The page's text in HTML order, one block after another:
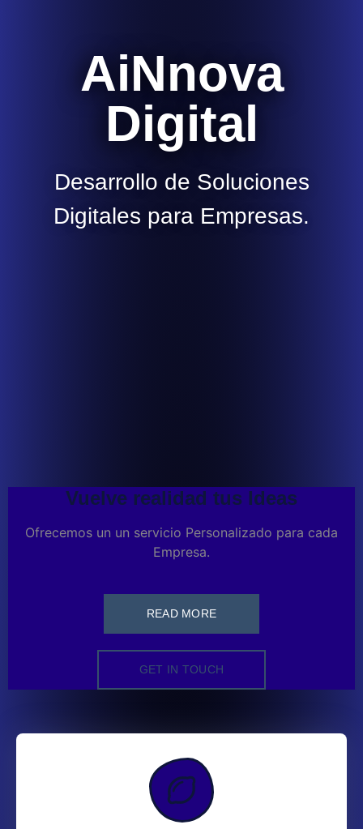
AiNnova
Digital
Desarrollo de Soluciones
Digitales para Empresas.
Vuelve realidad tus Ideas
Ofrecemos un un servicio Personalizado para cada
Empresa.
READ MORE
GET IN TOUCH